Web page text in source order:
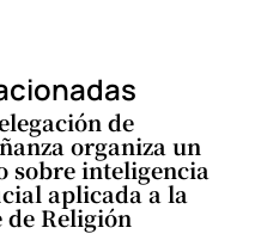
de
organiza un
sobre inteligencia
aplicada a la
de Religión